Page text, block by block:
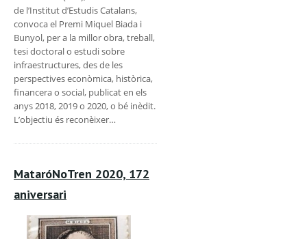
de l’Institut d’Estudis Catalans,
convoca el Premi Miquel Biada i
Bunyol, per a la millor obra, treball,
tesi doctoral o estudi sobre
infraestructures, des de les
perspectives econòmica, històrica,
financera o social, publicat en els
anys 2018, 2019 o 2020, o bé inèdit.
L’objectiu és reconèixer…
MataróNoTren 2020, 172
aniversari